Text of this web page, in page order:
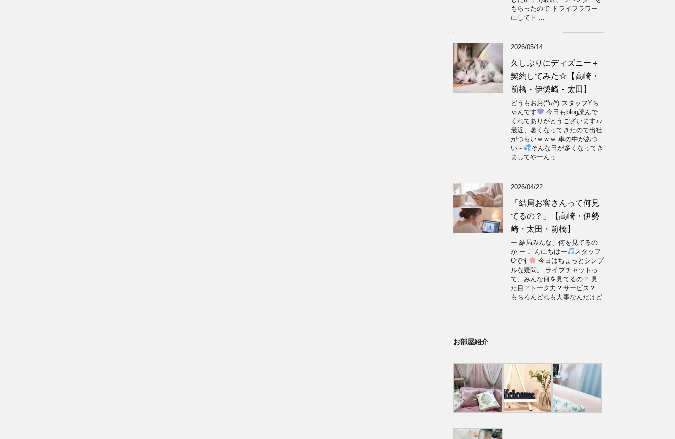
もらったので ドライフラワー
にしてト ...
2026/05/14
久しぶりにディズニー＋
契約してみた☆【高崎・
前橋・伊勢崎・太田】
どうもおお(*'ω'*) スタッフYち
ゃんです
今日もblog読んで
くれてありがとうございます♪♪
最近、暑くなってきたので出社
がつらいｗｗｗ 車の中があつ
い～
そんな日が多くなってき
ましてやーんっ ...
2026/04/22
「結局お客さんって何見
てるの？」【高崎・伊勢
崎・太田・前橋】
ー 結局みんな、何を見てるの
か ー こんにちはー
スタッフ
Oです
今日はちょっとシンプ
ルな疑問。 ライブチャットっ
て、みんな何を見てるの？ 見
た目？トーク力？サービス？
もちろんどれも大事なんだけど
...
お部屋紹介